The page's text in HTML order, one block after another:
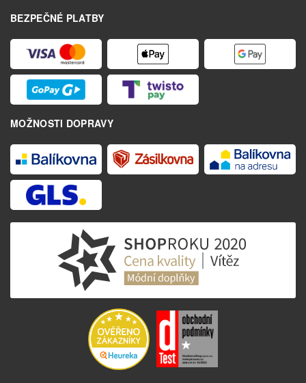
BEZPEČNÉ PLATBY
MOŽNOSTI DOPRAVY